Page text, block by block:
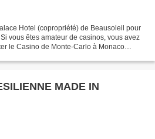
Hotel (copropriété) de Beausoleil pour
vous êtes amateur de casinos, vous avez
le Casino de Monte-Carlo à Monaco
MADE IN